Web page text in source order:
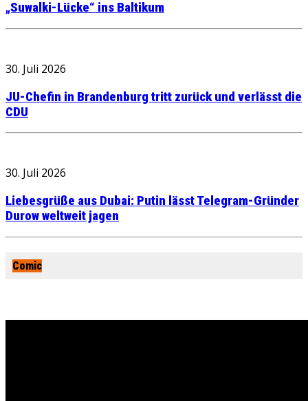
„Suwalki-Lücke“ ins Baltikum
30. Juli 2026
JU-Chefin in Brandenburg tritt zurück und verlässt die
CDU
30. Juli 2026
Liebesgrüße aus Dubai: Putin lässt Telegram-Gründer
Durow weltweit jagen
Comic